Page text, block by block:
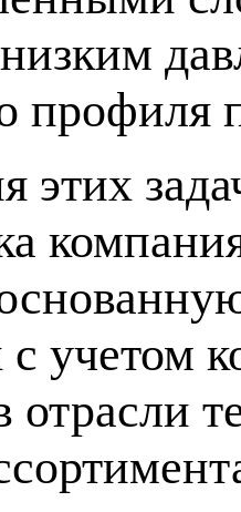
профиля
этих
с учетом
отрасли